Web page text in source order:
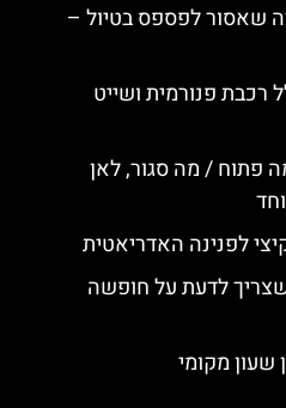
שאסור לפספס בטיול –
רכבת פנורמית ושייט
פתוח / מה סגור, לאן
לפנינה האדריאטית
לדעת על חופשה
מקומי